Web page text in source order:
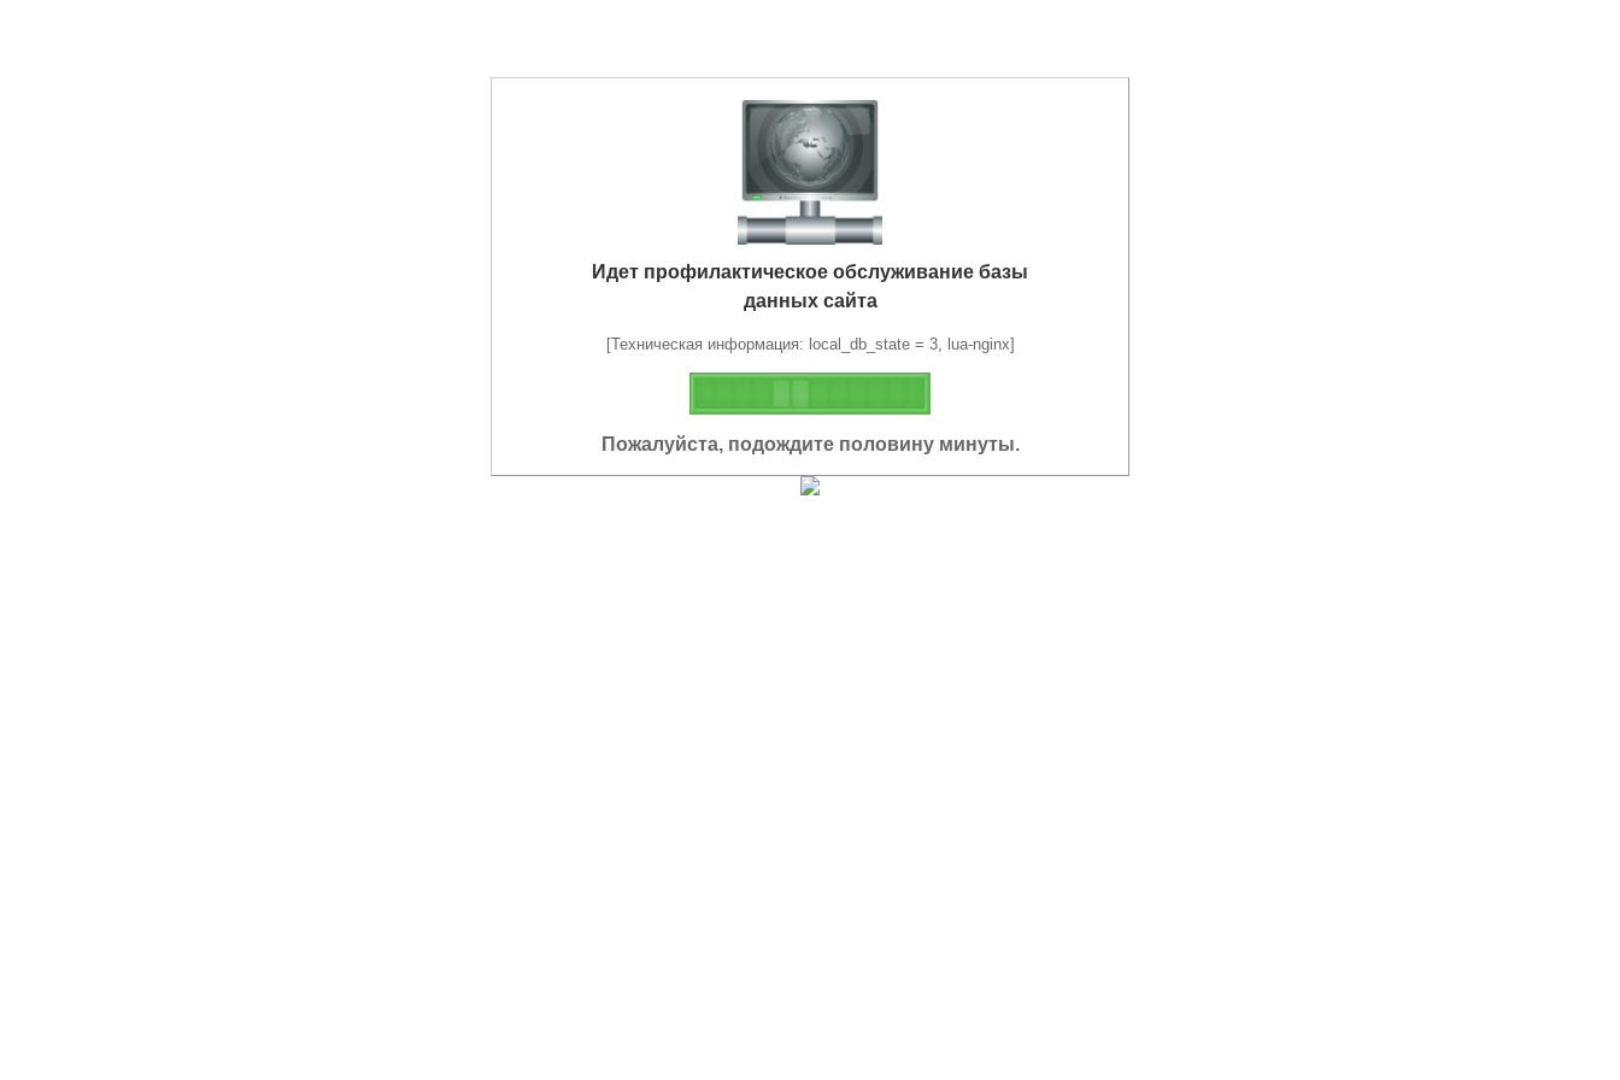
Идет профилактическое обслуживание базы
данных сайта
[Техническая информация: local_db_state = 3, lua-nginx]
Пожалуйста, подождите половину минуты.